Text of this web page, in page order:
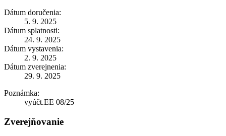
Dátum doručenia:
5. 9. 2025
Dátum splatnosti:
24. 9. 2025
Dátum vystavenia:
2. 9. 2025
Dátum zverejnenia:
29. 9. 2025
Poznámka:
vyúčt.EE 08/25
Zverejňovanie